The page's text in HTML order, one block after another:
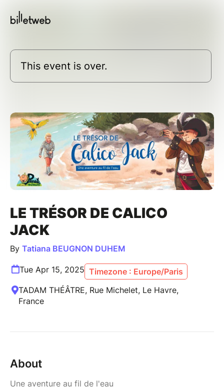
This event is over.
LE TRÉSOR DE CALICO
JACK
By Tatiana BEUGNON DUHEM
Tue Apr 15, 2025 Timezone : Europe/Paris
TADAM THÉÂTRE, Rue Michelet, Le Havre,
France
About
Une aventure au fil de l'eau